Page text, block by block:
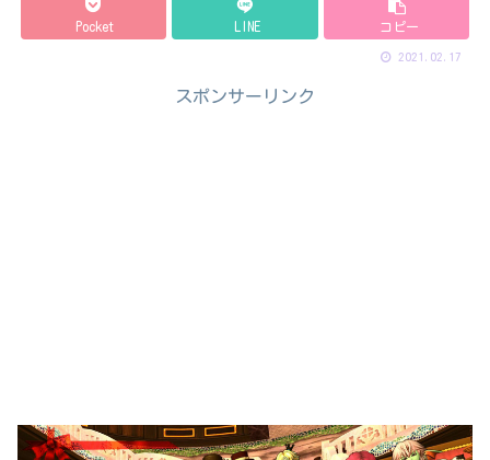
Pocket LINE コピー
2021.02.17
スポンサーリンク